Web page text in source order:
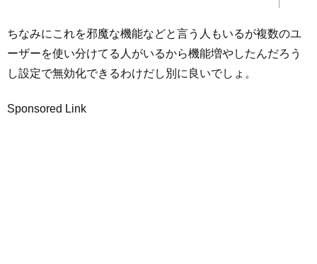
ちなみにこれを邪魔な機能などと言う人もいるが複数のユ
ーザーを使い分けてる人がいるから機能増やしたんだろう
し設定で無効化できるわけだし別に良いでしょ。
Sponsored Link